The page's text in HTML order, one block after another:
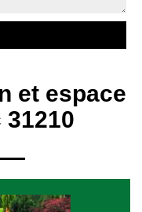
et espace